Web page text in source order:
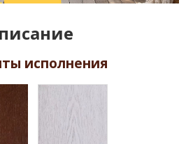
исполнения